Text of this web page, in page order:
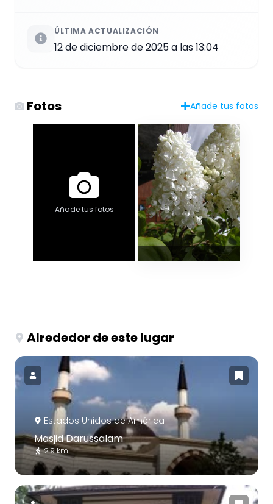
ÚLTIMA ACTUALIZACIÓN
12 de diciembre de 2025 a las 13:04
Fotos Añade tus fotos
Añade tus fotos
Alrededor de este lugar
Estados Unidos de América
Masjid Darussalam
2.9 km